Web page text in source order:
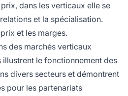
dans les verticaux elle se
et la spécialisation.
et les marges.
des marchés verticaux
illustrent le fonctionnement des
divers secteurs et démontrent
pour les partenariats